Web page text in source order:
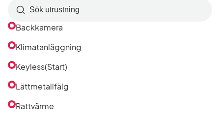
Sök
efter
i
Backkamera
Klimatanläggning
Keyless(Start)
Lättmetallfälg
Rattvärme